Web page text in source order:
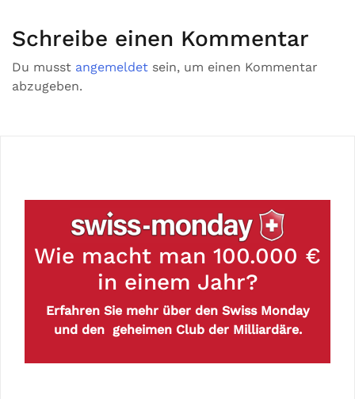
Schreibe einen Kommentar
Du musst angemeldet sein, um einen Kommentar
abzugeben.
Wie macht man 100.000 €
in einem Jahr?
Erfahren Sie mehr über den Swiss Monday
und den geheimen Club der Milliardäre.